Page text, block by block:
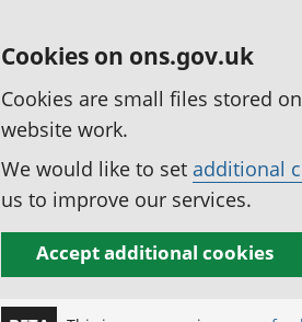
Cookies on ons.gov.uk
Cookies are small files stored
website work.
We would like to set additional
us to improve our services.
Accept additional cookies